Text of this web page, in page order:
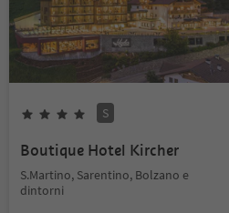
S
Boutique Hotel Kircher
S.Martino, Sarentino, Bolzano e
dintorni